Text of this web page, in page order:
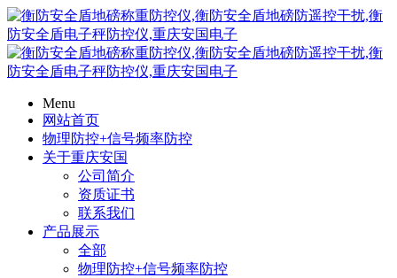
Menu
网站首页
物理防控+信号频率防控
关于重庆安国
公司简介
资质证书
联系我们
产品展示
全部
物理防控+信号频率防控